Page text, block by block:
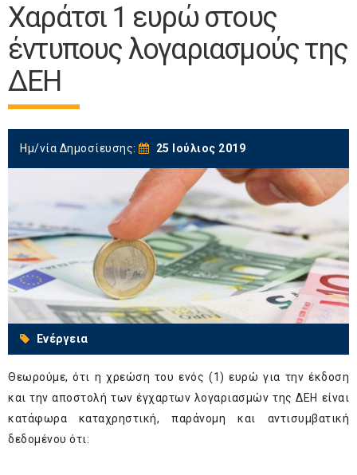
Χαράτσι 1 ευρώ στους
έντυπους λογαριασμούς της
ΔΕΗ
Ημ/νία Δημοσίευσης: 25 Ιούλιος 2019
Ενέργεια
Θεωρούμε, ότι η χρεώση του ενός (1) ευρώ για την έκδοση
και την αποστολή των έγχαρτων λογαριασμών της ΔΕΗ είναι
κατάφωρα καταχρηστική, παράνομη και αντισυμβατική
δεδομένου ότι: